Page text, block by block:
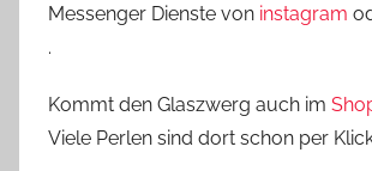
Messenger Dienste von instagram
.
Kommt den Glaszwerg auch im
Viele Perlen sind dort schon per